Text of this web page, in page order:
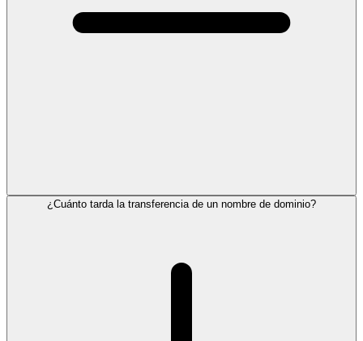
¿Cuánto tarda la transferencia de un nombre de dominio?